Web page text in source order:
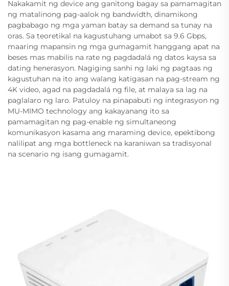
Nakakamit ng device ang ganitong bagay sa pamamagitan
ng matalinong pag-aalok ng bandwidth, dinamikong
pagbabago ng mga yaman batay sa demand sa tunay na
oras. Sa teoretikal na kagustuhang umabot sa 9.6 Gbps,
maaring mapansin ng mga gumagamit hanggang apat na
beses mas mabilis na rate ng pagdadalá ng datos kaysa sa
dating henerasyon. Nagiging sanhi ng laki ng pagtaas ng
kagustuhan na ito ang walang katigasan na pag-stream ng
4K video, agad na pagdadalá ng file, at malaya sa lag na
paglalaro ng laro. Patuloy na pinapabuti ng integrasyon ng
MU-MIMO technology ang kakayanang ito sa
pamamagitan ng pag-enable ng simultaneong
komunikasyon kasama ang maraming device, epektibong
nalilipat ang mga bottleneck na karaniwan sa tradisyonal
na scenario ng isang gumagamit.